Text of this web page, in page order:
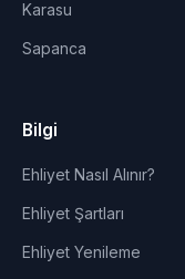
Karasu
Sapanca
Bilgi
Ehliyet Nasıl Alınır?
Ehliyet Şartları
Ehliyet Yenileme